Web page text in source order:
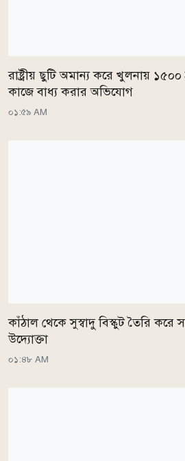
রাষ্ট্রীয় ছুটি অমান্য করে খুলনায়
কাজে বাধ্য করার অভিযোগ
০১:৫৯ AM
কাঁঠাল থেকে সুস্বাদু বিস্কুট তৈরি করে
উদ্যোক্তা
০১:৪৮ AM